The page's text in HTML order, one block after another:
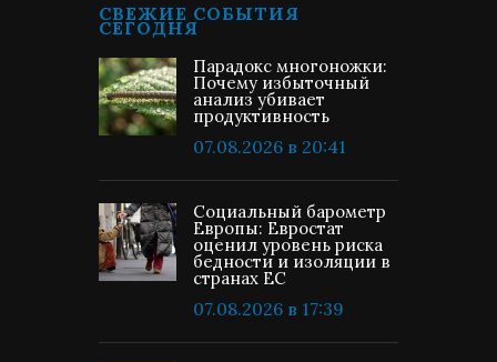
СВЕЖИЕ СОБЫТИЯ
СЕГОДНЯ
Парадокс многоножки:
Почему избыточный
анализ убивает
продуктивность
07.08.2026 в 20:41
Социальный барометр
Европы: Евростат
оценил уровень риска
бедности и изоляции в
странах ЕС
07.08.2026 в 17:39